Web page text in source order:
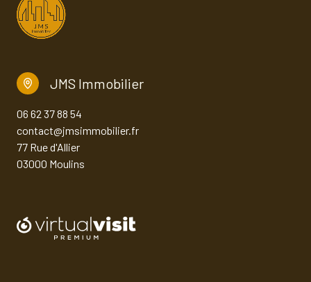
JMS Immobilier
06 62 37 88 54
contact@jmsimmobilier.fr
77 Rue d'Allier
03000 Moulins